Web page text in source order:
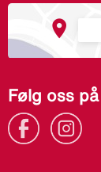
Følg oss